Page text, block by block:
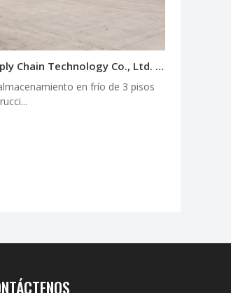
Shanghai Jiede Supply Chain Technology Co., Ltd. Proyecto de almacenamiento en frío a gran escala
en frío de 3 pisos